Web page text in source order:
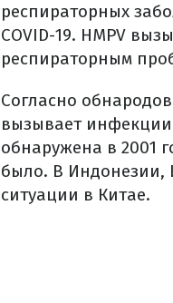
респираторных
COVID-19. HMPV
респираторным
Согласно
вызывает
обнаружена в 2001
было. В Индонезии,
ситуации в Китае.